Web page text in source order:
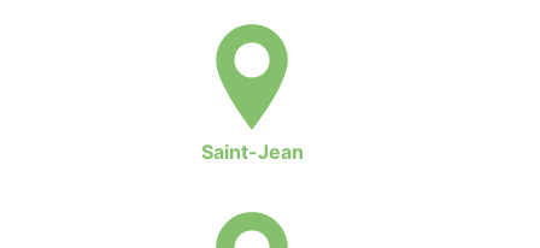
Saint-Jean